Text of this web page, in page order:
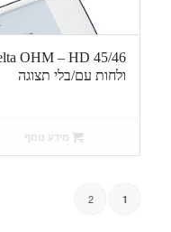
ולחות עם/בלי תצוגה
מידע נוסף
1
2